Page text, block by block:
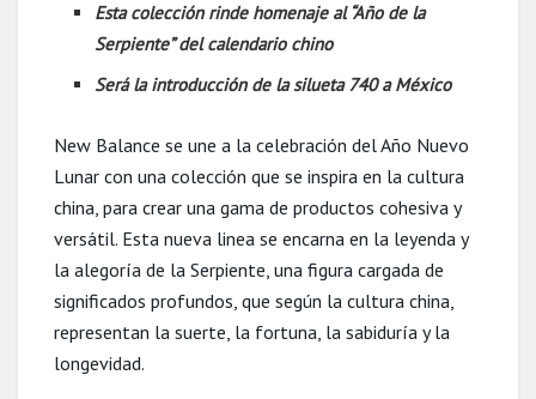
Esta colección rinde homenaje al “Año de la
Serpiente” del calendario chino
Será la introducción de la silueta 740 a México
New Balance se une a la celebración del Año Nuevo
Lunar con una colección que se inspira en la cultura
china, para crear una gama de productos cohesiva y
versátil. Esta nueva linea se encarna en la leyenda y
la alegoría de la Serpiente, una figura cargada de
significados profundos, que según la cultura china,
representan la suerte, la fortuna, la sabiduría y la
longevidad.